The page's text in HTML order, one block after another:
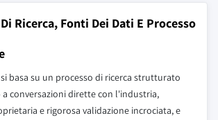
Ricerca, Fonti Dei Dati E Processo
basa su un processo di ricerca strutturato
conversazioni dirette con l'industria,
e rigorosa validazione incrociata, e